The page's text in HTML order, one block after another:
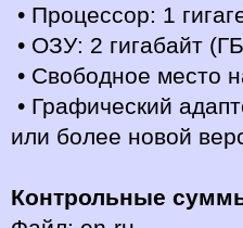
• Процессор: 1
• ОЗУ: 2 гигабайт
• Свободное место
• Графический
или более новой
Контрольные